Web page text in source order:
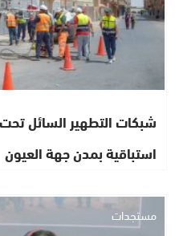
شبكات التطهير السائل تحت
استباقية بمدن جهة العيون
مستجدات